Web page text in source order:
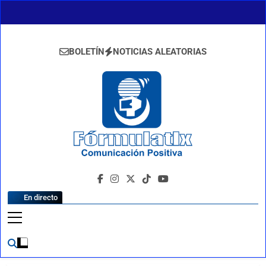
BOLETÍN NOTICIAS ALEATORIAS
En directo
FormulaTlx
Comunicación Positiva